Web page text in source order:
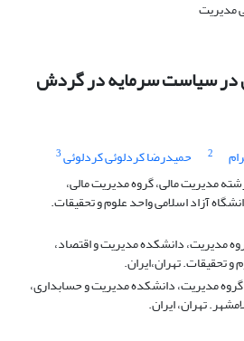
در سیاست سرمایه در گردش
2 حمیدرضا کردلوئی کردلوئی3
مدیریت مالی، گروه مدیریت مالی،
آزاد اسلامی واحد علوم و تحقیقات.
مدیریت، دانشکده مدیریت و اقتصاد،
و تحقیقات. تهران،ایران.
مدیریت، دانشکده مدیریت و حسابداری،
تهران، ایران.